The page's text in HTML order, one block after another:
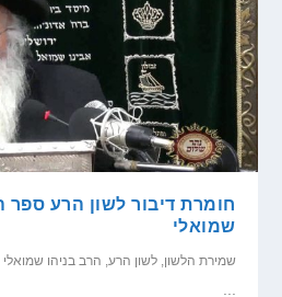
חומרת דיבור לשון הרע ספר
שמואלי
שמירת הלשון,לשון הרע, הרב בניהו שמואלי